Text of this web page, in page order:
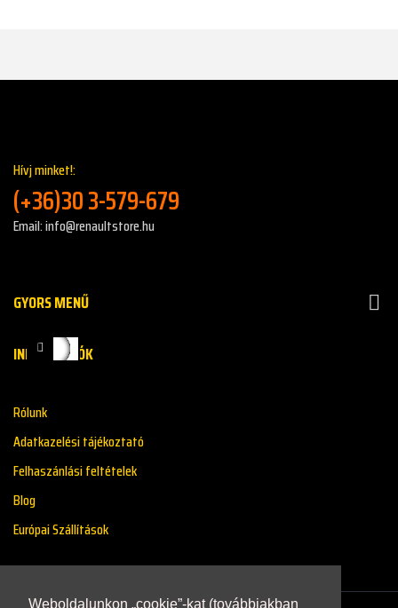
Weboldalunkon „cookie”-kat (továbbiakban
Hívj minket!:
(+36)30 3-579-679
Email: info@renaultstore.hu
GYORS MENŰ 
INFORMÁCIÓK
Rólunk
Adatkazelési tájékoztató
Felhaszánlási feltételek
Blog
Európai Szállítások